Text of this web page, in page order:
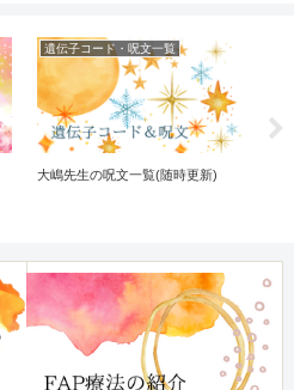
遺伝子コード・呪文一覧
大嶋先生の呪文一覧(随時更新)